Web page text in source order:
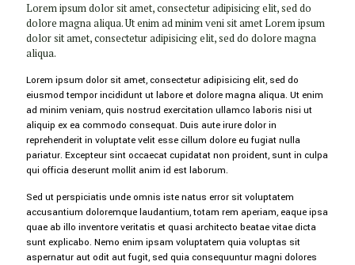
Lorem ipsum dolor sit amet, consectetur adipisicing elit, sed do
dolore magna aliqua. Ut enim ad minim veni sit amet Lorem ipsum
dolor sit amet, consectetur adipisicing elit, sed do dolore magna
aliqua.
Lorem ipsum dolor sit amet, consectetur adipisicing elit, sed do
eiusmod tempor incididunt ut labore et dolore magna aliqua. Ut enim
ad minim veniam, quis nostrud exercitation ullamco laboris nisi ut
aliquip ex ea commodo consequat. Duis aute irure dolor in
reprehenderit in voluptate velit esse cillum dolore eu fugiat nulla
pariatur. Excepteur sint occaecat cupidatat non proident, sunt in culpa
qui officia deserunt mollit anim id est laborum.
Sed ut perspiciatis unde omnis iste natus error sit voluptatem
accusantium doloremque laudantium, totam rem aperiam, eaque ipsa
quae ab illo inventore veritatis et quasi architecto beatae vitae dicta
sunt explicabo. Nemo enim ipsam voluptatem quia voluptas sit
aspernatur aut odit aut fugit, sed quia consequuntur magni dolores